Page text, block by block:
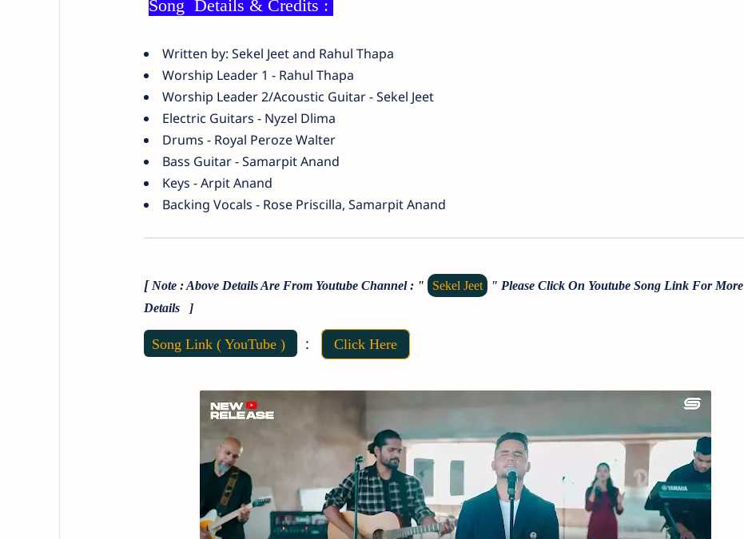
Song Details & Credits :
Written by: Sekel Jeet and Rahul Thapa
Worship Leader 1 - Rahul Thapa
Worship Leader 2/Acoustic Guitar - Sekel Jeet
Electric Guitars - Nyzel Dlima
Drums - Royal Peroze Walter
Bass Guitar - Samarpit Anand
Keys - Arpit Anand
Backing Vocals - Rose Priscilla, Samarpit Anand
[Note : Above Details Are From Youtube Channel : " Sekel Jeet " Please Click On Youtube Song Link For More
Details ]
Song Link ( YouTube ) : Click Here